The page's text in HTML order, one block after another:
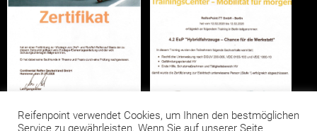
Reifenpoint verwendet Cookies, um Ihnen den bestmöglichen
Service zu gewährleisten. Wenn Sie auf unserer Seite